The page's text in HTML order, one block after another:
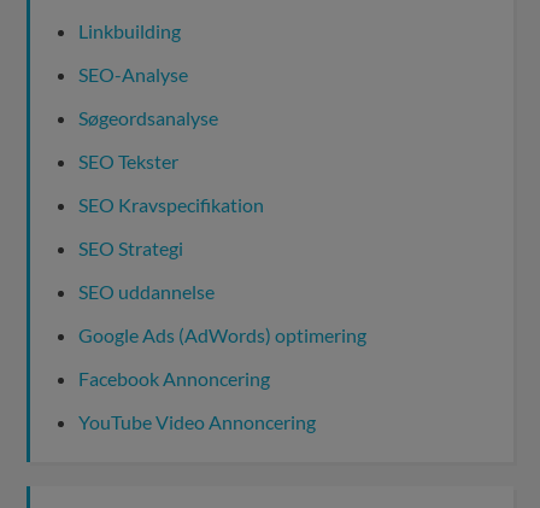
Linkbuilding
SEO-Analyse
Søgeordsanalyse
SEO Tekster
SEO Kravspecifikation
SEO Strategi
SEO uddannelse
Google Ads (AdWords) optimering
Facebook Annoncering
YouTube Video Annoncering